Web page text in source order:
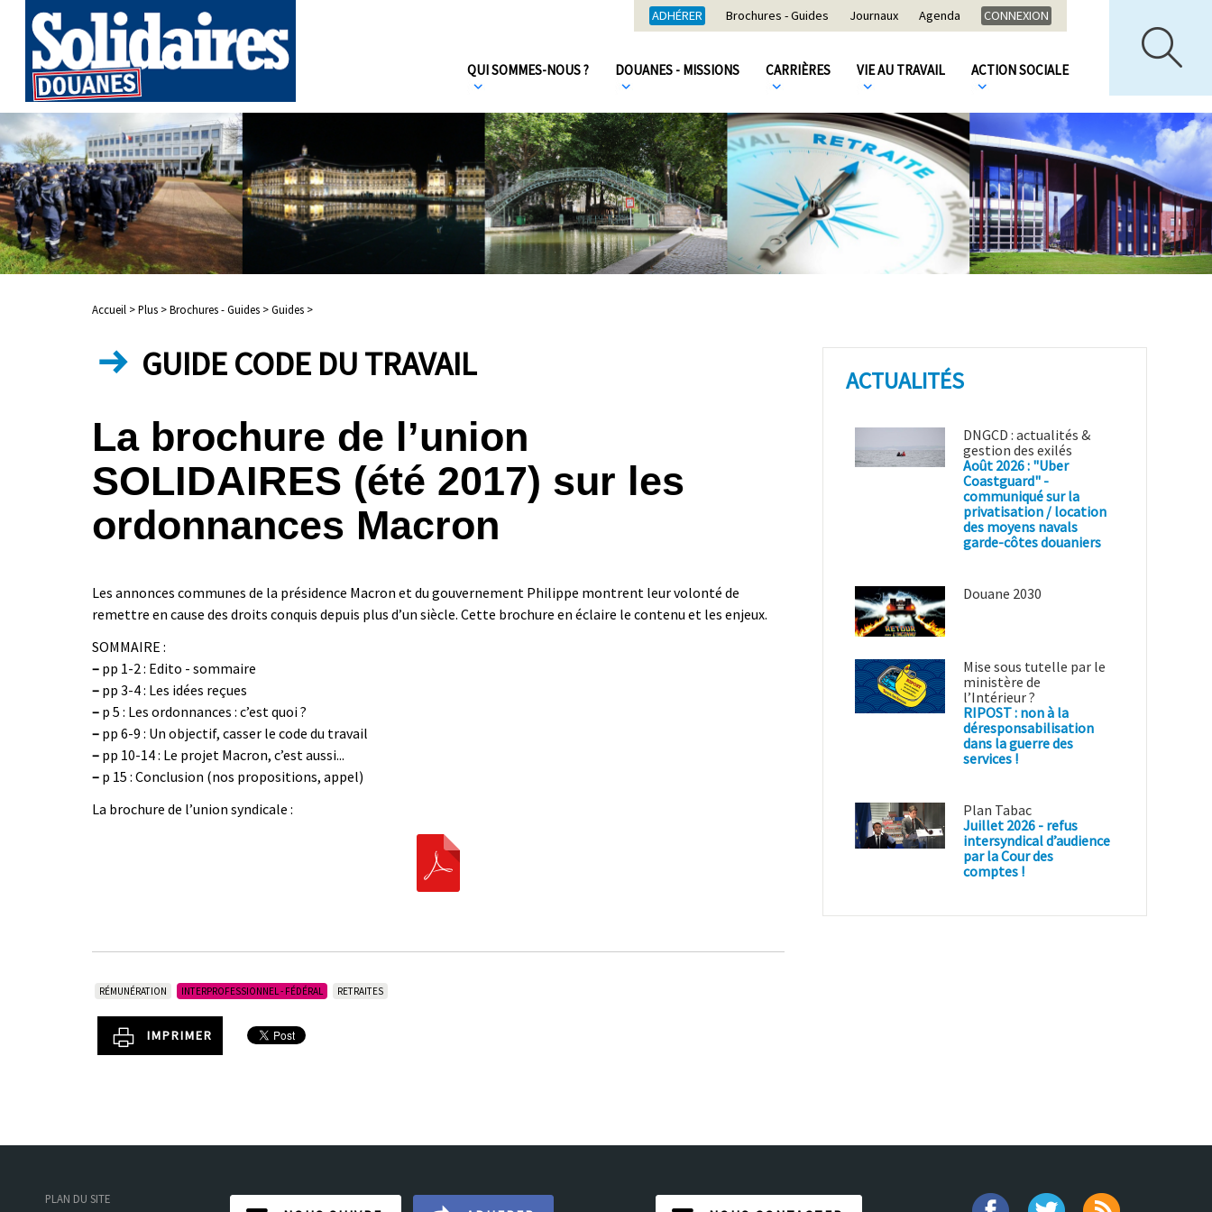
ADHÉRER Brochures - Guides Journaux Agenda CONNEXION
QUI SOMMES-NOUS ? DOUANES - MISSIONS CARRIÈRES VIE AU TRAVAIL ACTION SOCIALE
Accueil >Plus >Brochures - Guides >Guides >
GUIDE CODE DU TRAVAIL
La brochure de l’union
SOLIDAIRES (été 2017) sur les
ordonnances Macron
Les annonces communes de la présidence Macron et du gouvernement Philippe montrent leur volonté de
remettre en cause des droits conquis depuis plus d’un siècle. Cette brochure en éclaire le contenu et les enjeux.
SOMMAIRE :
– pp 1-2 : Edito - sommaire
– pp 3-4 : Les idées reçues
– p 5 : Les ordonnances : c’est quoi ?
– pp 6-9 : Un objectif, casser le code du travail
– pp 10-14 : Le projet Macron, c’est aussi...
– p 15 : Conclusion (nos propositions, appel)
La brochure de l’union syndicale :
RÉMUNÉRATION INTERPROFESSIONNEL - FÉDÉRAL RETRAITES
IMPRIMER
ACTUALITÉS
DNGCD : actualités &
gestion des exilés
Août 2026 : "Uber
Coastguard" -
communiqué sur la
privatisation / location
des moyens navals
garde-côtes douaniers
Douane 2030
Mise sous tutelle par le
ministère de
l’Intérieur ?
RIPOST : non à la
déresponsabilisation
dans la guerre des
services !
Plan Tabac
Juillet 2026 - refus
intersyndical d’audience
par la Cour des
comptes !
PLAN DU SITE